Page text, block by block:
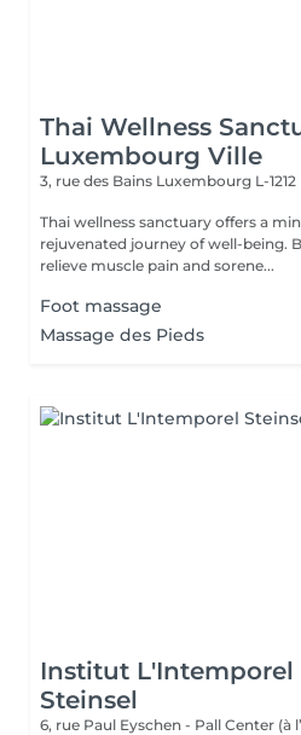
Thai Wellness
Luxembourg Ville
3, rue des Bains Luxembourg L-1212
Thai wellness sanctuary offers a
rejuvenated journey of well-being. Benefit is its ability to help
relieve muscle pain and sorene...
Foot massage
Massage des Pieds
Institut L'Intemporel
Steinsel
6, rue Paul Eyschen - Pall Center (à